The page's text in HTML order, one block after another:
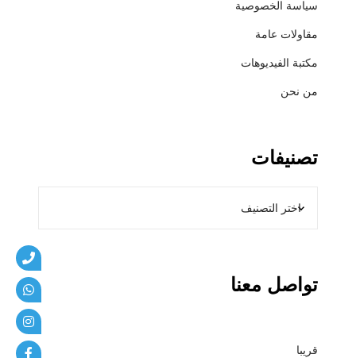
سياسة الخصوصية
مقاولات عامة
مكتبة الفيديوهات
من نحن
تصنيفات
تواصل معنا
قريبا